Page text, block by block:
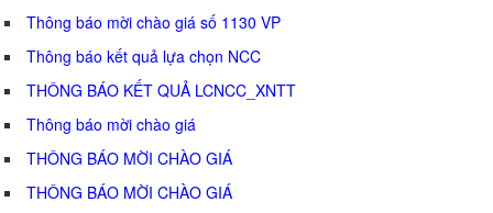
Thông báo mời chào giá số 1130 VP
Thông báo kết quả lựa chọn NCC
THÔNG BÁO KẾT QUẢ LCNCC_XNTT
Thông báo mời chào giá
THÔNG BÁO MỜI CHÀO GIÁ
THÔNG BÁO MỜI CHÀO GIÁ